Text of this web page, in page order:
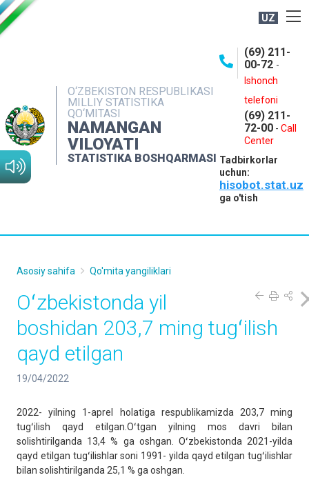
UZ
O‘ZBEKISTON RESPUBLIKASI
MILLIY STATISTIKA
QO‘MITASI
NAMANGAN
VILOYATI
STATISTIKA BOSHQARMASI
(69) 211-
00-72 -
Ishonch
telefoni
(69) 211-
72-00 - Call
Center
Tadbirkorlar
uchun:
hisobot.stat.uz
ga o'tish
NASHRLAR
INTERAKTIV XIZMATLAR
MATBUOT XIZMATI
MUROJAATLAR
Asosiy sahifa Qo'mita yangiliklari
Oʻzbekistonda yil
boshidan 203,7 ming tugʻilish
qayd etilgan
19/04/2022
2022- yilning 1-aprel holatiga respublikamizda 203,7 ming
tugʻilish qayd etilgan.Oʻtgan yilning mos davri bilan
solishtirilganda 13,4 % ga oshgan. Oʻzbekistonda 2021-yilda
qayd etilgan tugʻilishlar soni 1991- yilda qayd etilgan tugʻilishlar
bilan solishtirilganda 25,1 % ga oshgan.